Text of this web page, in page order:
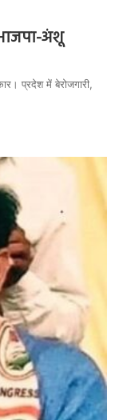
अंशू
प्रदेश में बेरोजगारी,